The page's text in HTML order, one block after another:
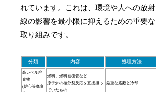
れています。これは、環境や人への放射
線の影響を最小限に抑えるための重要な
取り組みです。
分類 内容 処理方法
高レベル廃
棄物
(炉心等廃棄
燃料、燃料被覆管など
原子炉の核分裂反応を直接担っ
ていたもの
厳重な遮蔽と冷却